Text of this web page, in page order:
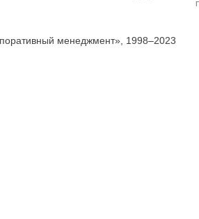
менеджмент», 1998–2023